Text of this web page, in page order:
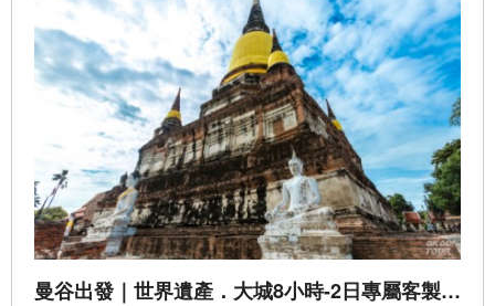
曼谷出發｜世界遺產．大城8小時-2日專屬客製包車